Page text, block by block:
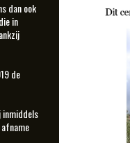
dan ook
in
de
inmiddels